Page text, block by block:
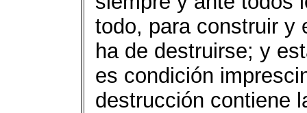
todo, para construir y
ha de destruirse; y
es condición
destrucción contiene